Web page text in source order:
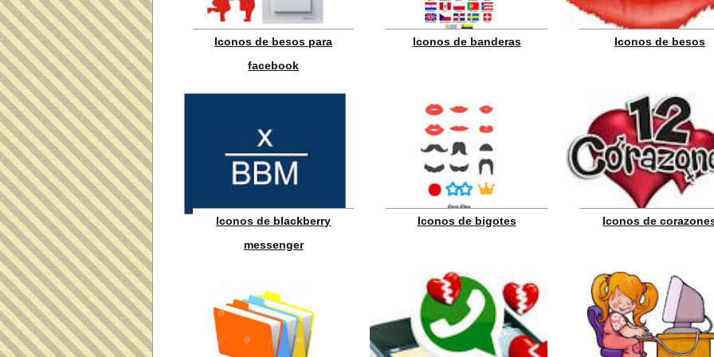
Iconos de besos para
facebook
Iconos de banderas Iconos de besos
Iconos de blackberry
messenger
Iconos de bigotes Iconos de